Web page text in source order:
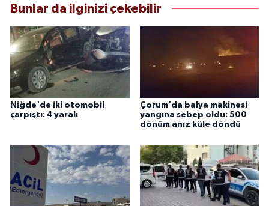
Bunlar da ilginizi çekebilir
Niğde'de iki otomobil
çarpıştı: 4 yaralı
Çorum'da balya makinesi
yangına sebep oldu: 500
dönüm anız küle döndü